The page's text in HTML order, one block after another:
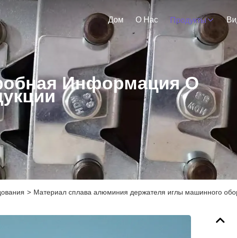
Дом О Нас Продукты
Информация О
> Материал сплава алюминия держателя иглы машинного